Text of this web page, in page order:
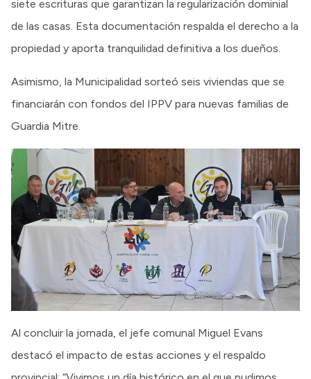
siete escrituras que garantizan la regularización dominial
de las casas. Esta documentación respalda el derecho a la
propiedad y aporta tranquilidad definitiva a los dueños.
Asimismo, la Municipalidad sorteó seis viviendas que se
financiarán con fondos del IPPV para nuevas familias de
Guardia Mitre.
Al concluir la jornada, el jefe comunal Miguel Evans
destacó el impacto de estas acciones y el respaldo